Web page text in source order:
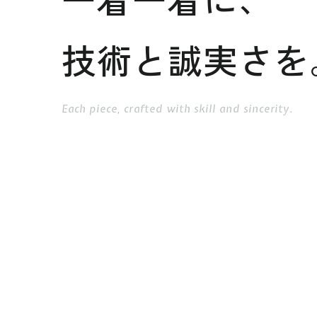
技術と誠実さ
Each piece, crafted with skill and sincerity.